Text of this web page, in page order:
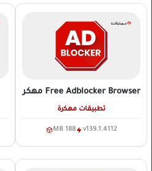
Free Adblocker Browser مهكر
تطبيقات مهكرة
v139.1.4112
188 MB